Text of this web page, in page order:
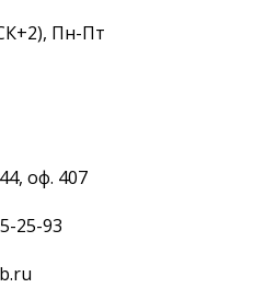
Пн-Пт
оф. 407
25-93